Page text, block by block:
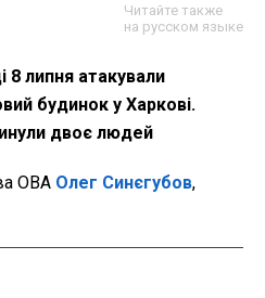
Читайте также
на русском языке
8 липня атакували
будинок у Харкові.
двоє людей
ОВА Олег Синєгубов,